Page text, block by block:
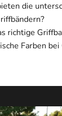
die
richtige
Farben